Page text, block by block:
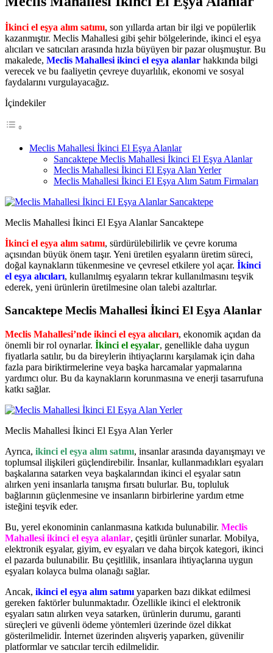
İkinci el eşya alım satımı, son yıllarda artan bir ilgi ve popülerlik
kazanmıştır. Meclis Mahallesi gibi şehir bölgelerinde, ikinci el eşya
alıcıları ve satıcıları arasında hızla büyüyen bir pazar oluşmuştur. Bu
makalede, Meclis Mahallesi ikinci el eşya alanlar hakkında bilgi
verecek ve bu faaliyetin çevreye duyarlılık, ekonomi ve sosyal
faydalarını vurgulayacağız.
İçindekiler
Meclis Mahallesi İkinci El Eşya Alanlar
Sancaktepe Meclis Mahallesi İkinci El Eşya Alanlar
Meclis Mahallesi İkinci El Eşya Alan Yerler
Meclis Mahallesi İkinci El Eşya Alım Satım Firmaları
Meclis Mahallesi İkinci El Eşya Alanlar Sancaktepe
İkinci el eşya alım satımı, sürdürülebilirlik ve çevre koruma
açısından büyük önem taşır. Yeni üretilen eşyaların üretim süreci,
doğal kaynakların tükenmesine ve çevresel etkilere yol açar. İkinci
el eşya alıcıları, kullanılmış eşyaların tekrar kullanılmasını teşvik
ederek, yeni ürünlerin üretilmesine olan talebi azaltırlar.
Sancaktepe Meclis Mahallesi İkinci El Eşya Alanlar
Meclis Mahallesi’nde ikinci el eşya alıcıları, ekonomik açıdan da
önemli bir rol oynarlar. İkinci el eşyalar, genellikle daha uygun
fiyatlarla satılır, bu da bireylerin ihtiyaçlarını karşılamak için daha
fazla para biriktirmelerine veya başka harcamalar yapmalarına
yardımcı olur. Bu da kaynakların korunmasına ve enerji tasarrufuna
katkı sağlar.
Meclis Mahallesi İkinci El Eşya Alan Yerler
Ayrıca, ikinci el eşya alım satımı, insanlar arasında dayanışmayı ve
toplumsal ilişkileri güçlendirebilir. İnsanlar, kullanmadıkları eşyaları
başkalarına satarken veya başkalarından ikinci el eşyalar satın
alırken yeni insanlarla tanışma fırsatı bulurlar. Bu, topluluk
bağlarının güçlenmesine ve insanların birbirlerine yardım etme
isteğini teşvik eder.
Bu, yerel ekonominin canlanmasına katkıda bulunabilir. Meclis
Mahallesi ikinci el eşya alanlar, çeşitli ürünler sunarlar. Mobilya,
elektronik eşyalar, giyim, ev eşyaları ve daha birçok kategori, ikinci
el pazarda bulunabilir. Bu çeşitlilik, insanlara ihtiyaçlarına uygun
eşyaları kolayca bulma olanağı sağlar.
Ancak, ikinci el eşya alım satımı yaparken bazı dikkat edilmesi
gereken faktörler bulunmaktadır. Özellikle ikinci el elektronik
eşyaları satın alırken veya satarken, ürünlerin durumu, garanti
süreçleri ve güvenli ödeme yöntemleri üzerinde özel dikkat
gösterilmelidir. İnternet üzerinden alışveriş yaparken, güvenilir
platformlar ve satıcılar tercih edilmelidir.